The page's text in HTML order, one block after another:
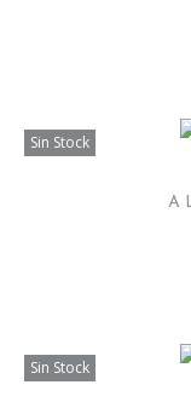
Sin Stock
Sin Stock